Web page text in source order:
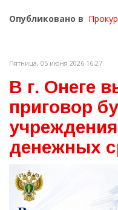
Опубликовано в
Пятница, 05 июня 2026 16:27
В г. Онеге
приговор
денежных